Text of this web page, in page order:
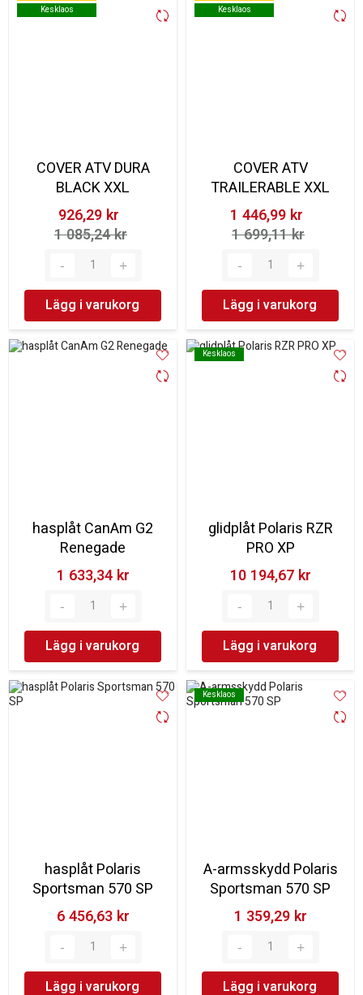
Kesklaos
Kesklaos
COVER ATV DURA
BLACK XXL
926,29 kr‎
1 085,24 kr‎
Lägg i varukorg
Kesklaos
Kesklaos
COVER ATV
TRAILERABLE XXL
1 446,99 kr‎
1 699,11 kr‎
Lägg i varukorg
hasplåt CanAm G2
Renegade
1 633,34 kr‎
Lägg i varukorg
Kesklaos
Kesklaos
glidplåt Polaris RZR
PRO XP
10 194,67 kr‎
Lägg i varukorg
hasplåt Polaris
Sportsman 570 SP
6 456,63 kr‎
Lägg i varukorg
Kesklaos
Kesklaos
A-armsskydd Polaris
Sportsman 570 SP
1 359,29 kr‎
Lägg i varukorg